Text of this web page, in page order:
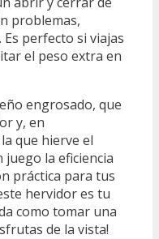
problemas,
perfecto si viajas
el peso extra en
engrosado, que
y, en
que hierve el
juego la eficiencia
práctica para tus
hervidor es tu
como tomar una
de la vista!